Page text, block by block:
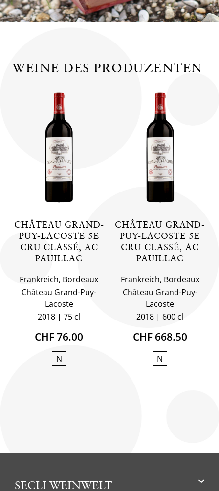
WEINE DES PRODUZENTEN
CHÂTEAU GRAND-
PUY-LACOSTE 5E
CRU CLASSÉ, AC
PAUILLAC
Frankreich, Bordeaux
Château Grand-Puy-
Lacoste
2018
75 cl
CHF 76.00
N
CHÂTEAU GRAND-
PUY-LACOSTE 5E
CRU CLASSÉ, AC
PAUILLAC
Frankreich, Bordeaux
Château Grand-Puy-
Lacoste
2018
600 cl
CHF 668.50
N
SECLI WEINWELT